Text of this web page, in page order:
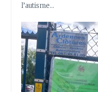
l’autisme…